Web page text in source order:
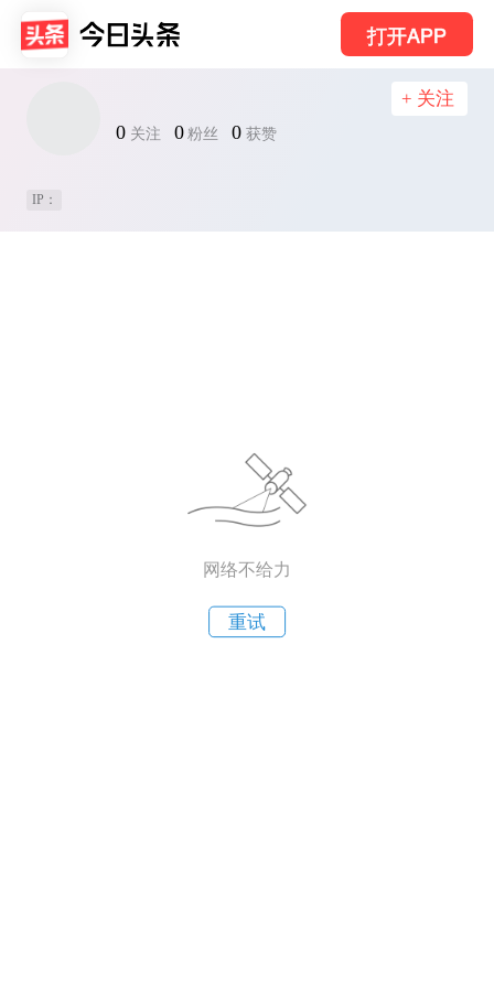
打开APP
0 关注 0 粉丝 0 获赞
+ 关注
IP：
网络不给力
重试